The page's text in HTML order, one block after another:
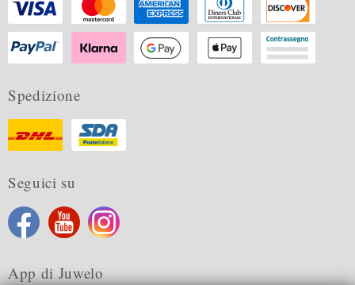
Spedizione
Seguici su
App di Juwelo